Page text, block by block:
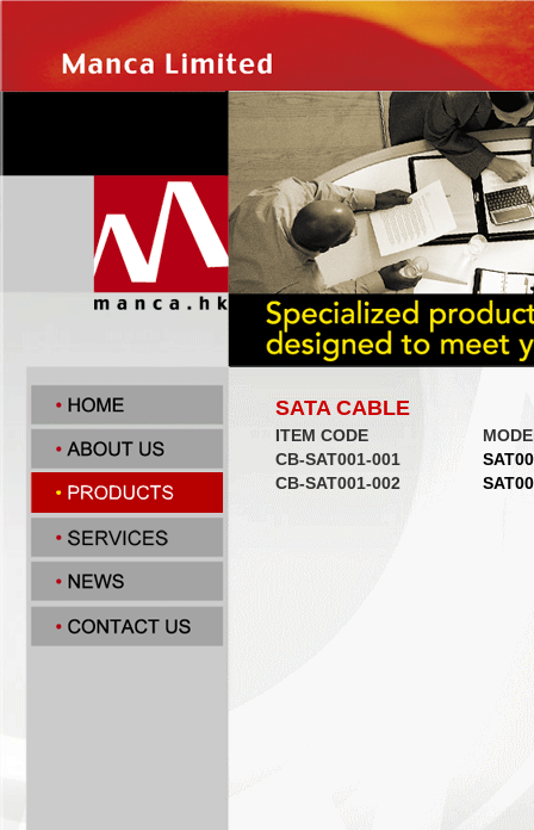
SATA CABLE
ITEM CODE
CB-SAT001-001
CB-SAT001-002